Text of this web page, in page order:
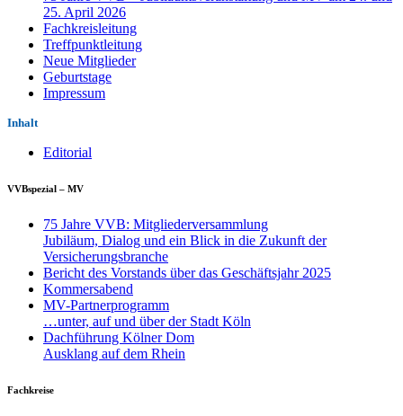
25. April 2026
Fachkreisleitung
Treffpunktleitung
Neue Mitglieder
Geburtstage
Impressum
Inhalt
Editorial
VVBspezial – MV
75 Jahre VVB: Mitgliederversammlung
Jubiläum, Dialog und ein Blick in die Zukunft der
Versicherungsbranche
Bericht des Vorstands über das Geschäftsjahr 2025
Kommersabend
MV-Partnerprogramm
…unter, auf und über der Stadt Köln
Dachführung Kölner Dom
Ausklang auf dem Rhein
Fachkreise